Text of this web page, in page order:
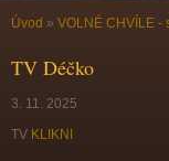
Úvod » VOLNÉ CHVÍLE -
TV Déčko
3. 11. 2025
TV KLIKNI